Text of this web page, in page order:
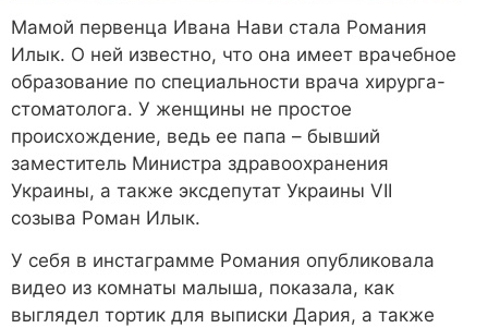
Мамой первенца Ивана Нави стала Романия
Илык. О ней известно, что она имеет врачебное
образование по специальности врача хирурга-
стоматолога. У женщины не простое
происхождение, ведь ее папа – бывший
заместитель Министра здравоохранения
Украины, а также эксдепутат Украины VII
созыва Роман Илык.
У себя в инстаграмме Романия опубликовала
видео из комнаты малыша, показала, как
выглядел тортик для выписки Дария, а также